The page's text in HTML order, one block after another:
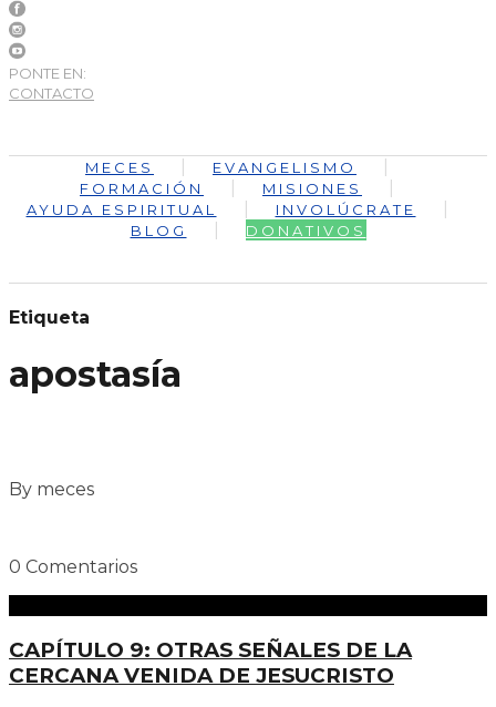
PONTE EN:
CONTACTO
MECES
EVANGELISMO
FORMACIÓN
MISIONES
AYUDA ESPIRITUAL
INVOLÚCRATE
BLOG
DONATIVOS
Etiqueta
apostasía
By meces
0 Comentarios
CAPÍTULO 9: OTRAS SEÑALES DE LA
CERCANA VENIDA DE JESUCRISTO